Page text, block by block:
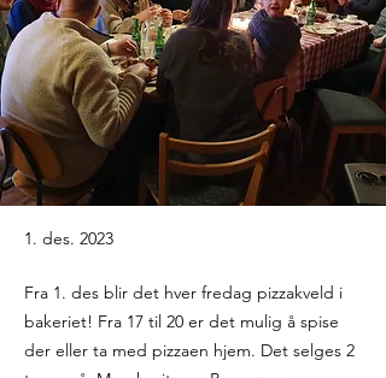
1. des. 2023
Fra 1. des blir det hver fredag pizzakveld i
bakeriet! Fra 17 til 20 er det mulig å spise
der eller ta med pizzaen hjem. Det selges 2